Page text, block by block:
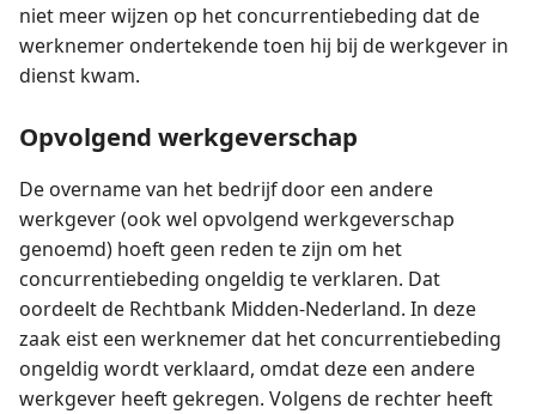
niet meer wijzen op het concurrentiebeding dat de
werknemer ondertekende toen hij bij de werkgever in
dienst kwam.
Opvolgend werkgeverschap
De overname van het bedrijf door een andere
werkgever (ook wel opvolgend werkgeverschap
genoemd) hoeft geen reden te zijn om het
concurrentiebeding ongeldig te verklaren. Dat
oordeelt de Rechtbank Midden-Nederland. In deze
zaak eist een werknemer dat het concurrentiebeding
ongeldig wordt verklaard, omdat deze een andere
werkgever heeft gekregen. Volgens de rechter heeft